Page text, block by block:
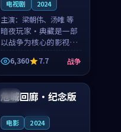
电视剧 2024
主演： 梁朝伟、汤唯 等
暗夜玩家·典藏是一部
以战争为核心的影视作
品，围绕危机、反转与
人物成长展开，整体节
奏紧凑，值得推荐观
看。
6,360 7.7 战争
美国
危城回廊·纪念版
电影 2024